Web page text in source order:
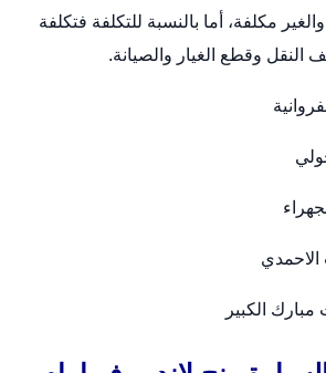
مكلفة، أما بالنسبة للتكلفة فتكلفة
النقل وقطع الغيار والصيانة.
الاحمدي
الكبير